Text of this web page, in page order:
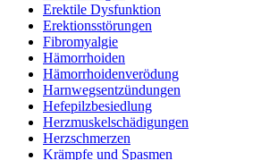
Erektile Dysfunktion
Erektionsstörungen
Fibromyalgie
Hämorrhoiden
Hämorrhoidenverödung
Harnwegsentzündungen
Hefepilzbesiedlung
Herzmuskelschädigungen
Herzschmerzen
Krämpfe und Spasmen